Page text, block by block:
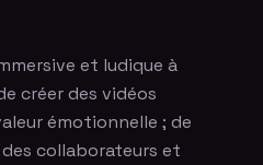
et ludique à
créer des vidéos
émotionnelle ; de
collaborateurs et